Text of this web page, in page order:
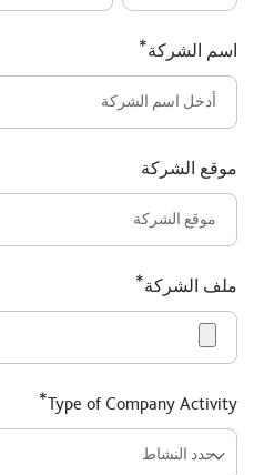
اسم الشركة*
موقع الشركة
ملف الشركة*
Type of Company Activity
*